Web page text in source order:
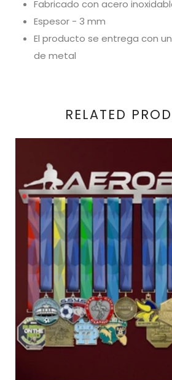
Fabricado con acero
Espesor - 3 mm
El producto se entrega con
de metal
RELATED